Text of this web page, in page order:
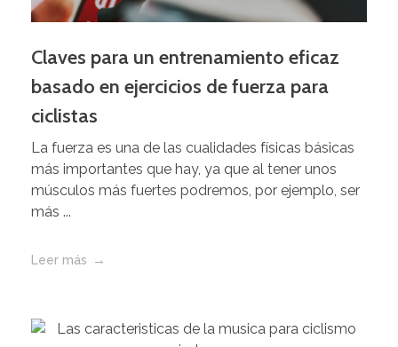
Claves para un entrenamiento eficaz
basado en ejercicios de fuerza para
ciclistas
La fuerza es una de las cualidades físicas básicas
más importantes que hay, ya que al tener unos
músculos más fuertes podremos, por ejemplo, ser
más ...
Leer más